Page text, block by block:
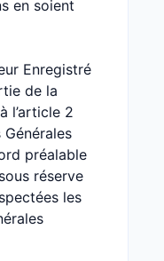
en soient
Enregistré
de la
l’article 2
préalable
réserve
les